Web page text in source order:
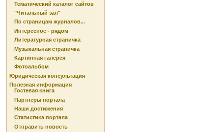
Тематический каталог сайтов
"Читальный зал"
По страницам журналов...
Интересное - рядом
Литературная страничка
Музыкальная страничка
Картинная галерея
Фотоальбом
Юридическая консультация
Полезная информация
Гостевая книга
Партнёры портала
Наши достижения
Статистика портала
Отправить новость